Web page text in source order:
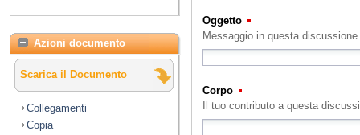
Azioni documento
Scarica il Documento
Collegamenti
Copia
Oggetto
Messaggio in questa discussione
Corpo
Il tuo contributo a questa